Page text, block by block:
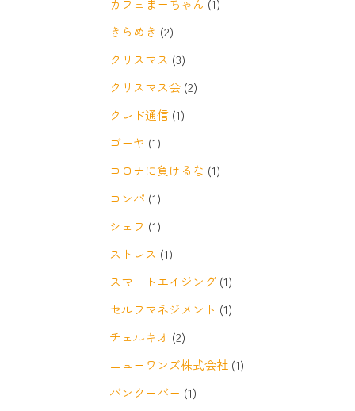
カフェまーちゃん (1)
きらめき (2)
クリスマス (3)
クリスマス会 (2)
クレド通信 (1)
ゴーヤ (1)
コロナに負けるな (1)
コンパ (1)
シェフ (1)
ストレス (1)
スマートエイジング (1)
セルフマネジメント (1)
チェルキオ (2)
ニューワンズ株式会社 (1)
バンクーバー (1)